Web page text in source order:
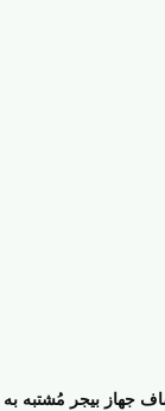
جهاز بيجر مُشتبه به